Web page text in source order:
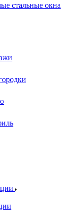
стальные окна